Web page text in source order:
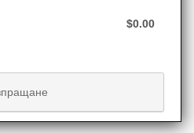
$0.00
$0.00